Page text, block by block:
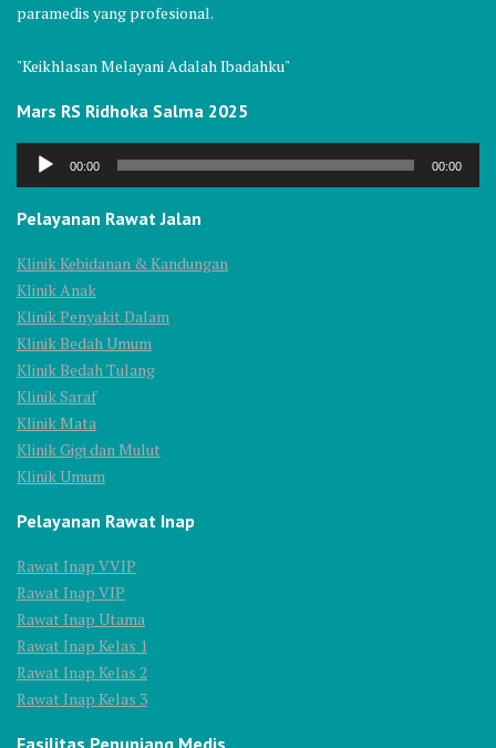
paramedis yang profesional.
"Keikhlasan Melayani Adalah Ibadahku"
Mars RS Ridhoka Salma 2025
Audio
00:00 00:00
Pelayanan Rawat Jalan
Klinik Kebidanan & Kandungan
Klinik Anak
Klinik Penyakit Dalam
Klinik Bedah Umum
Klinik Bedah Tulang
Klinik Saraf
Klinik Mata
Klinik Gigi dan Mulut
Klinik Umum
Pelayanan Rawat Inap
Rawat Inap VVIP
Rawat Inap VIP
Rawat Inap Utama
Rawat Inap Kelas 1
Rawat Inap Kelas 2
Rawat Inap Kelas 3
Fasilitas Penunjang Medis